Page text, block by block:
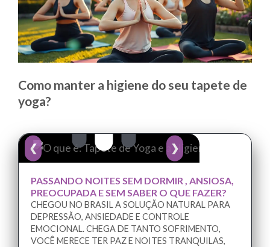
Como manter a higiene do seu tapete de
yoga?
❮ ❯
PASSANDO NOITES SEM DORMIR , ANSIOSA,
PREOCUPADA E SEM SABER O QUE FAZER?
CHEGOU NO BRASIL A SOLUÇÃO NATURAL PARA
DEPRESSÃO, ANSIEDADE E CONTROLE
EMOCIONAL. CHEGA DE TANTO SOFRIMENTO,
VOCÊ MERECE TER PAZ E NOITES TRANQUILAS,